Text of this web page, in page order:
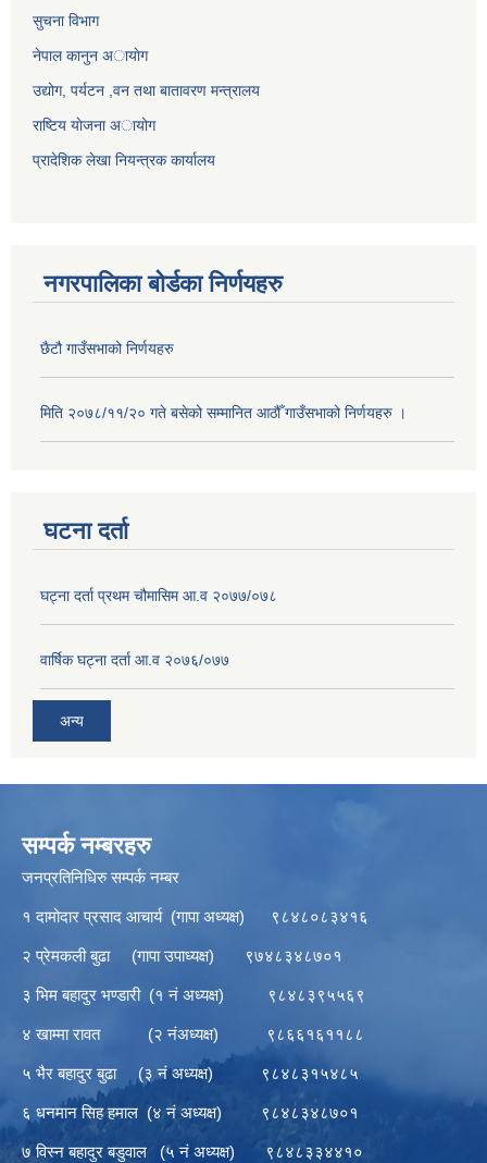
सुचना विभाग
नेपाल कानुन अायाेग
उद्योग, पर्यटन ,वन तथा बातावरण मन्त्रालय
राष्टिय याेजना अायोग
प्रादेशिक लेखा नियन्त्रक कार्यालय
नगरपालिका बोर्डका निर्णयहरु
छैटौ गाउँसभाको निर्णयहरु
मिति २०७८/११/२० गते बसेको सम्मानित आठौँ गाउँसभाको निर्णयहरु ।
घटना दर्ता
घट्ना दर्ता प्रथम चौमासिम आ.व २०७७/०७८
वार्षिक घट्ना दर्ता आ.व २०७६/०७७
अन्य
सम्पर्क नम्बरहरु
जनप्रतिनिधिरु सम्पर्क नम्बर
१ दामोदार प्रसाद आचार्य (गापा अध्यक्ष) ९८४८०८३४१६
२ प्रेमकली बुढा (गापा उपाध्यक्ष) ९७४८३४८७०१
३ भिम बहादुर भण्डारी (१ नं अध्यक्ष) ९८४८३९५५६९
४ खाम्मा रावत (२ नंअध्यक्ष) ९८६६१६११८८
५ भैर बहादुर बुढा (३ नं अध्यक्ष) ९८४८३१५४८५
६ धनमान सिह हमाल (४ नं अध्यक्ष) ९८४८३४८७०१
७ विस्न बहादुर बडुवाल (५ नं अध्यक्ष) ९८४८३३४४१०